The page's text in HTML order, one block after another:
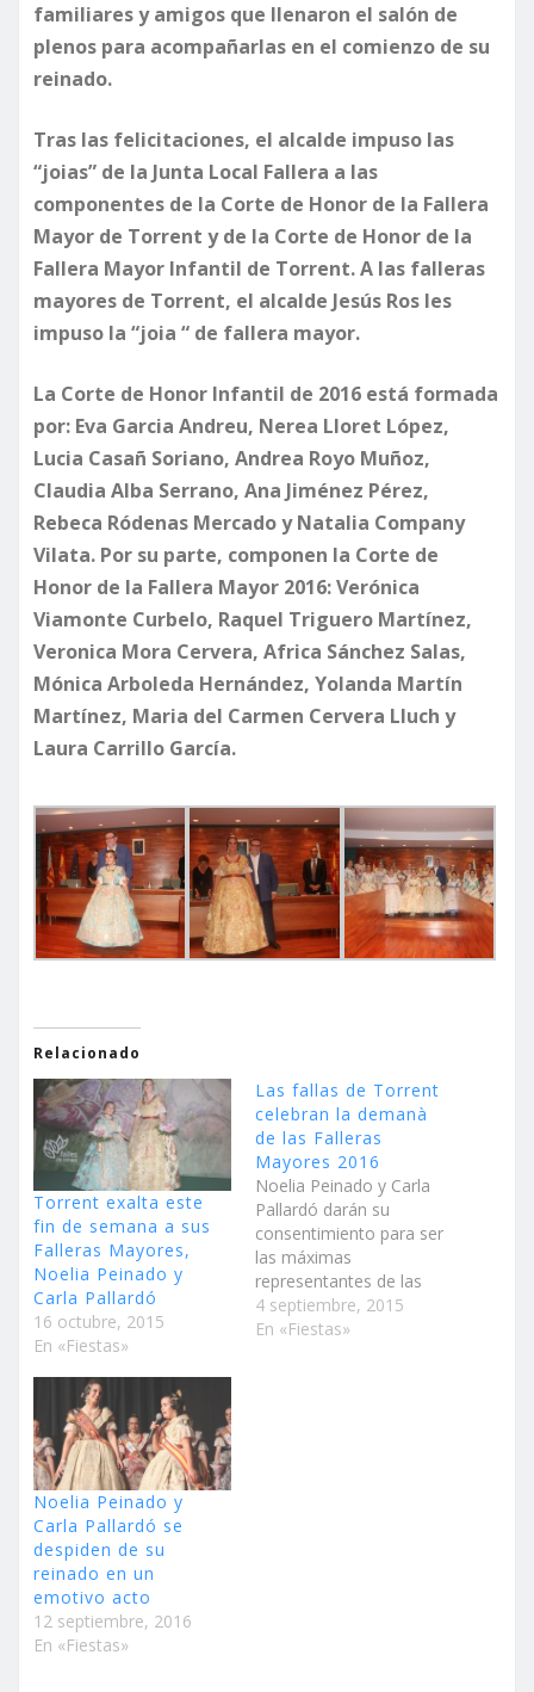
familiares y amigos que llenaron el salón de
plenos para acompañarlas en el comienzo de su
reinado.
Tras las felicitaciones, el alcalde impuso las
“joias” de la Junta Local Fallera a las
componentes de la Corte de Honor de la Fallera
Mayor de Torrent y de la Corte de Honor de la
Fallera Mayor Infantil de Torrent. A las falleras
mayores de Torrent, el alcalde Jesús Ros les
impuso la “joia “ de fallera mayor.
La Corte de Honor Infantil de 2016 está formada
por: Eva Garcia Andreu, Nerea Lloret López,
Lucia Casañ Soriano, Andrea Royo Muñoz,
Claudia Alba Serrano, Ana Jiménez Pérez,
Rebeca Ródenas Mercado y Natalia Company
Vilata. Por su parte, componen la Corte de
Honor de la Fallera Mayor 2016: Verónica
Viamonte Curbelo, Raquel Triguero Martínez,
Veronica Mora Cervera, Africa Sánchez Salas,
Mónica Arboleda Hernández, Yolanda Martín
Martínez, Maria del Carmen Cervera Lluch y
Laura Carrillo García.
Relacionado
Torrent exalta este
fin de semana a sus
Falleras Mayores,
Noelia Peinado y
Carla Pallardó
16 octubre, 2015
En «Fiestas»
Las fallas de Torrent
celebran la demanà
de las Falleras
Mayores 2016
Noelia Peinado y Carla
Pallardó darán su
consentimiento para ser
las máximas
representantes de las
fallas de Torrent
Después de la
4 septiembre, 2015
En «Fiestas»
Noelia Peinado y
Carla Pallardó se
despiden de su
reinado en un
emotivo acto
12 septiembre, 2016
En «Fiestas»